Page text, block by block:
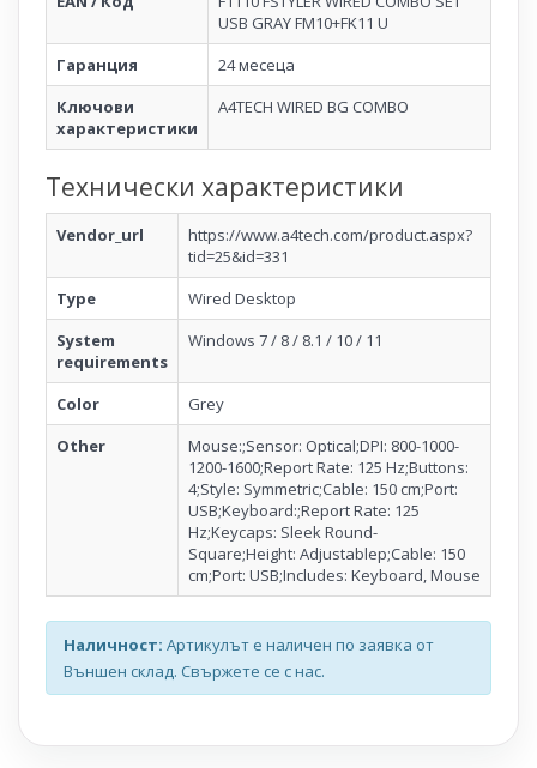
USB GRAY FM10+FK11 U
Гаранция
24 месеца
Ключови
характеристики
A4TECH WIRED BG COMBO
Технически характеристики
Vendor_url
https://www.a4tech.com/product.aspx?
tid=25&id=331
Type
Wired Desktop
System
requirements
Windows 7 / 8 / 8.1 / 10 / 11
Color
Grey
Other
Mouse:;Sensor: Optical;DPI: 800-1000-
1200-1600;Report Rate: 125 Hz;Buttons:
4;Style: Symmetric;Cable: 150 cm;Port:
USB;Keyboard:;Report Rate: 125
Hz;Keycaps: Sleek Round-
Square;Height: Adjustablep;Cable: 150
cm;Port: USB;Includes: Keyboard, Mouse
Наличност: Артикулът е наличен по заявка от
Външен склад. Свържете се с нас.